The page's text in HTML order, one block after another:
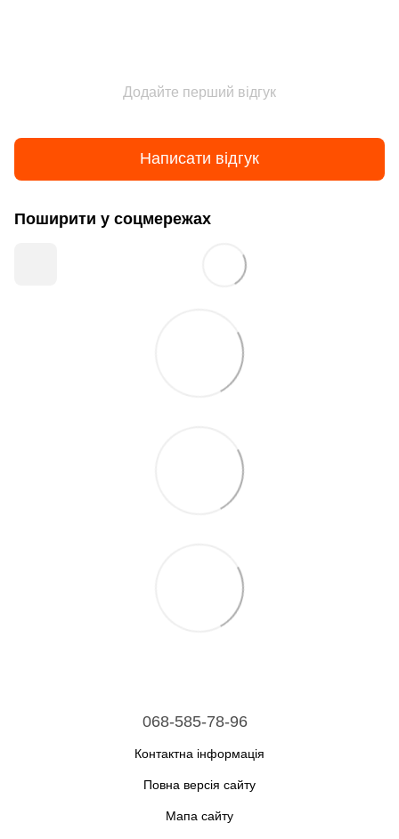
Додайте перший відгук
Написати відгук
Поширити у соцмережах
068-585-78-96
Контактна інформація
Повна версія сайту
Мапа сайту